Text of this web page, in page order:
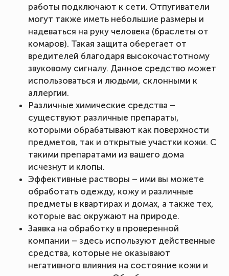
работы подключают к сети. Отпугиватели
могут также иметь небольшие размеры и
надеваться на руку человека (браслеты от
комаров). Такая защита оберегает от
вредителей благодаря высокочастотному
звуковому сигналу. Данное средство может
использоваться и людьми, склонными к
аллергии.
Различные химические средства –
существуют различные препараты,
которыми обрабатывают как поверхности
предметов, так и открытые участки кожи. С
такими препаратами из вашего дома
исчезнут и клопы.
Эффективные растворы – ими вы можете
обработать одежду, кожу и различные
предметы в квартирах и домах, а также тех,
которые вас окружают на природе.
Заявка на обработку в проверенной
компании – здесь используют действенные
средства, которые не оказывают
негативного влияния на состояние кожи и